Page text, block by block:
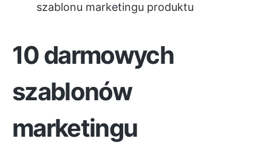
szablonu marketingu produktu
10 darmowych
szablonów
marketingu